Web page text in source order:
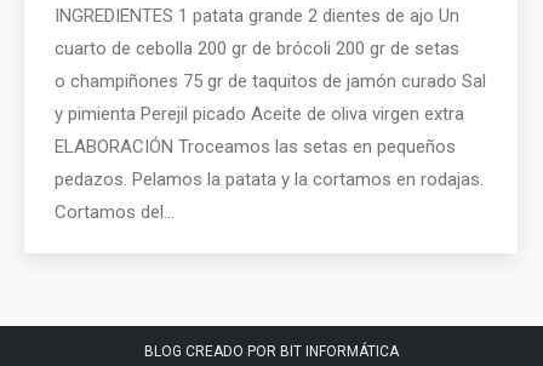
INGREDIENTES 1 patata grande 2 dientes de ajo Un
cuarto de cebolla 200 gr de brócoli 200 gr de setas
o champiñones 75 gr de taquitos de jamón curado Sal
y pimienta Perejil picado Aceite de oliva virgen extra
ELABORACIÓN Troceamos las setas en pequeños
pedazos. Pelamos la patata y la cortamos en rodajas.
Cortamos del…
BLOG CREADO POR BIT INFORMÁTICA